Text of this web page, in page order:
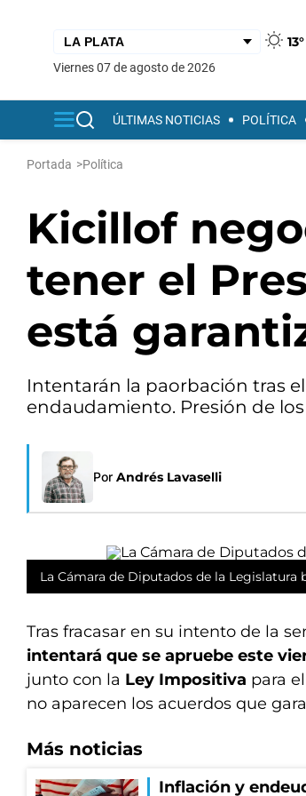
13°
viernes 07 de agosto de 2026
ÚLTIMAS NOTICIAS POLÍTICA
Portada >Política
Kicillof
tener el
está
Intentarán la paorbación tras
endaudamiento. Presión de
Por Andrés Lavaselli
La Cámara de Diputados de la Legislatura
Tras fracasar en su intento de la
intentará que se apruebe este
junto con la Ley Impositiva para
no aparecen los acuerdos que
Más noticias
Inflación y